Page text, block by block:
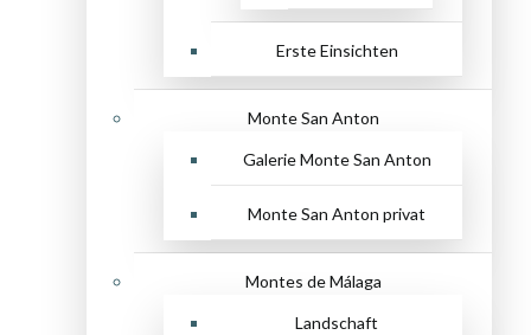
Erste Einsichten
Monte San Anton
Galerie Monte San Anton
Monte San Anton privat
Montes de Málaga
Landschaft